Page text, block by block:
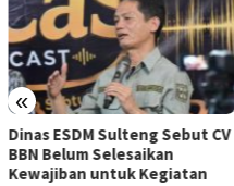
«
PT UKK Sampaikan Duka, Janji
Evaluasi Sistem K3 Usai
Insiden Karyawan di Area
Operasional